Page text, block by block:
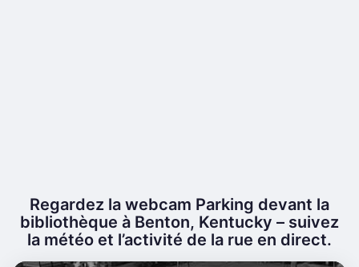
Regardez la webcam Parking devant la
bibliothèque à Benton, Kentucky – suivez
la météo et l’activité de la rue en direct.